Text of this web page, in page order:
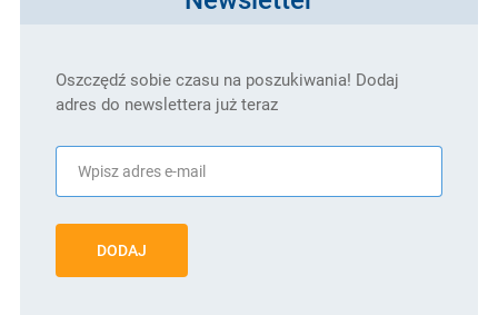
Oszczędź sobie czasu na poszukiwania! Dodaj
adres do newslettera już teraz
DODAJ